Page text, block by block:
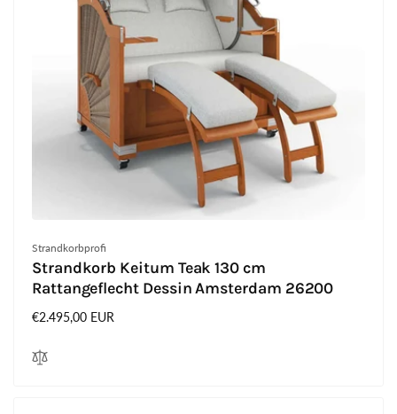
Anbieter:
Strandkorbprofi
Strandkorb Keitum Teak 130 cm
Rattangeflecht Dessin Amsterdam 26200
Normaler
€2.495,00 EUR